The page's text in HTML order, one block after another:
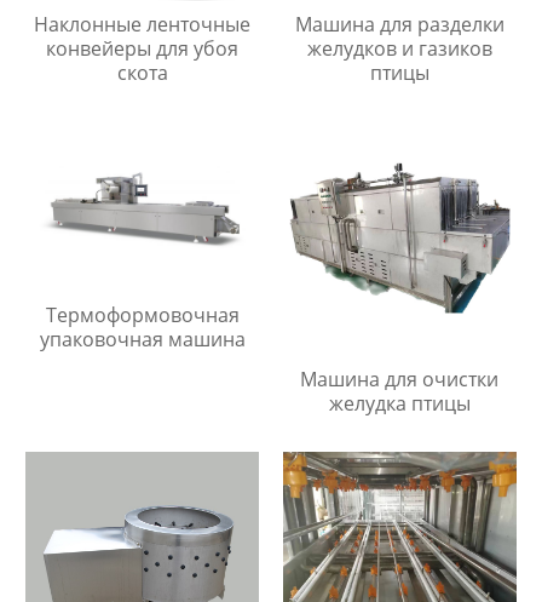
Наклонные ленточные
конвейеры для убоя
скота
Машина для разделки
желудков и газиков
птицы
Термоформовочная
упаковочная машина
Машина для очистки
желудка птицы